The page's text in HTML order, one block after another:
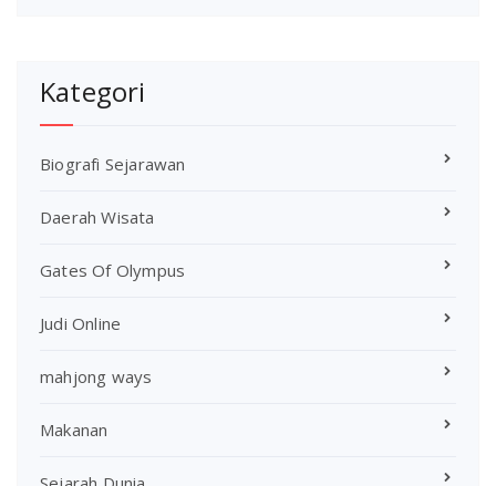
Kategori
Biografi Sejarawan
Daerah Wisata
Gates Of Olympus
Judi Online
mahjong ways
Makanan